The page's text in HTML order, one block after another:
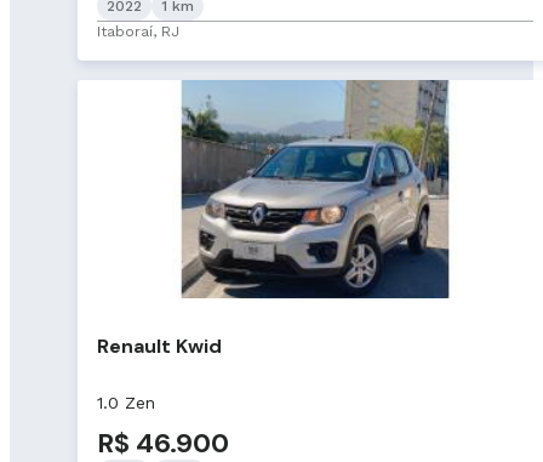
2022
1 km
Itaboraí, RJ
Renault Kwid
1.0 Zen
R$ 46.900